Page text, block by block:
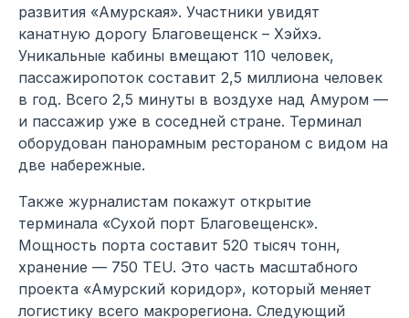
развития «Амурская». Участники увидят
канатную дорогу Благовещенск – Хэйхэ.
Уникальные кабины вмещают 110 человек,
пассажиропоток составит 2,5 миллиона человек
в год. Всего 2,5 минуты в воздухе над Амуром —
и пассажир уже в соседней стране. Терминал
оборудован панорамным рестораном с видом на
две набережные.
Также журналистам покажут открытие
терминала «Сухой порт Благовещенск».
Мощность порта составит 520 тысяч тонн,
хранение — 750 TEU. Это часть масштабного
проекта «Амурский коридор», который меняет
логистику всего макрорегиона. Следующий